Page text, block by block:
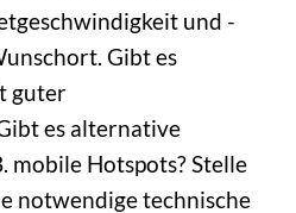
und -
Gibt es
guter
es alternative
mobile Hotspots? Stelle
notwendige technische